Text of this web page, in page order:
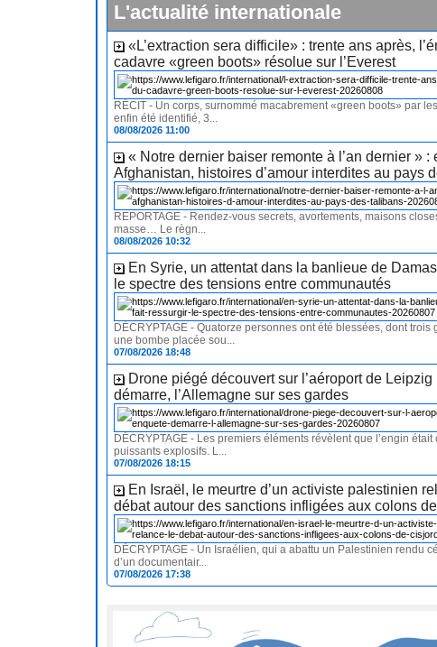
L'actualité internationale
«L’extraction sera difficile» : trente ans après,
cadavre «green boots» résolue sur l’Everest
RÉCIT - Un corps, surnommé macabrement «green boots» par
enfin été identifié, 3...
08/08/2026 11:00
« Notre dernier baiser remonte à l’an dernier » :
Afghanistan, histoires d’amour interdites au pays
REPORTAGE - Rendez-vous secrets, avortements, maisons
masse… Le règn...
08/08/2026 10:32
En Syrie, un attentat dans la banlieue de
le spectre des tensions entre communautés
DÉCRYPTAGE - Quatorze personnes ont été blessées, dont trois
une bombe placée sou...
07/08/2026 18:48
Drone piégé découvert sur l’aéroport de Leipzig
démarre, l’Allemagne sur ses gardes
DÉCRYPTAGE - Les premiers éléments révèlent que l’engin était
puissants explosifs. L...
07/08/2026 18:15
En Israël, le meurtre d’un activiste palestinien
débat autour des sanctions infligées aux colons
DÉCRYPTAGE - Un Israélien, qui a abattu un Palestinien rendu
d’un documentair...
07/08/2026 17:38